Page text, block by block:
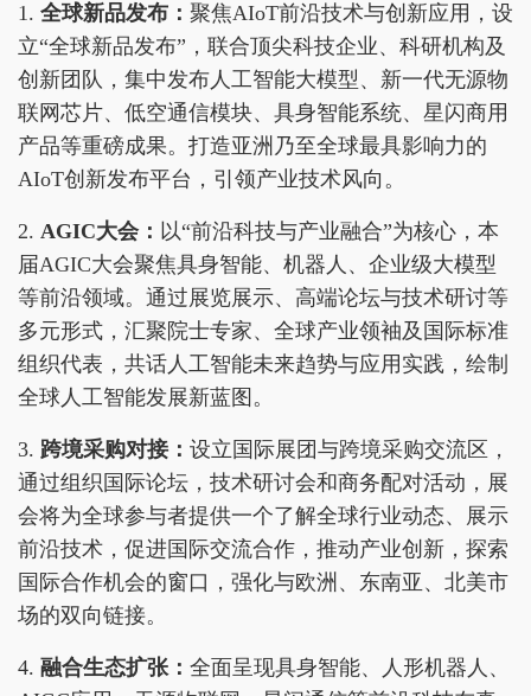
1. 全球新品发布： 聚焦AIoT前沿技术与创新应用，设
立“全球新品发布”，联合顶尖科技企业、科研机构及
创新团队，集中发布人工智能大模型、新一代无源物
联网芯片、低空通信模块、具身智能系统、星闪商用
产品等重磅成果。打造亚洲乃至全球最具影响力的
AIoT创新发布平台，引领产业技术风向。
2. AGIC大会： 以“前沿科技与产业融合”为核心，本
届AGIC大会聚焦具身智能、机器人、企业级大模型
等前沿领域。通过展览展示、高端论坛与技术研讨等
多元形式，汇聚院士专家、全球产业领袖及国际标准
组织代表，共话人工智能未来趋势与应用实践，绘制
全球人工智能发展新蓝图。
3. 跨境采购对接： 设立国际展团与跨境采购交流区，
通过组织国际论坛，技术研讨会和商务配对活动，展
会将为全球参与者提供一个了解全球行业动态、展示
前沿技术，促进国际交流合作，推动产业创新，探索
国际合作机会的窗口，强化与欧洲、东南亚、北美市
场的双向链接。
4. 融合生态扩张： 全面呈现具身智能、人形机器人、